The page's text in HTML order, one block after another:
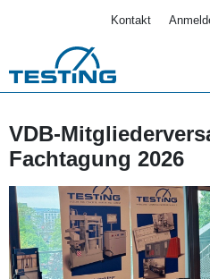
Kontakt
VDB-
Fachtagung 2026